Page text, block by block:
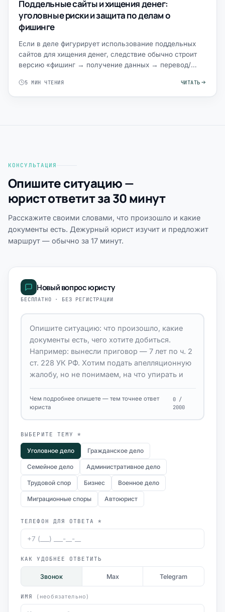
Поддельные сайты и хищения денег:
уголовные риски и защита по делам о
фишинге
Если в деле фигурирует использование поддельных
сайтов для хищения денег, следствие обычно строит
версию «фишинг → получение данных → перевод/
5 МИН ЧТЕНИЯ ЧИТАТЬ
КОНСУЛЬТАЦИЯ
Опишите ситуацию —
юрист ответит за 30 минут
Расскажите своими словами, что произошло и какие
документы есть. Дежурный юрист изучит и предложит
маршрут — обычно за 17 минут.
Новый вопрос юристу
БЕСПЛАТНО · БЕЗ РЕГИСТРАЦИИ
Чем подробнее опишете — тем точнее ответ
юриста
0 /
2000
ВЫБЕРИТЕ ТЕМУ *
Уголовное дело Гражданское дело
Семейное дело Административное дело
Трудовой спор Бизнес Военное дело
Миграционные споры Автоюрист
ТЕЛЕФОН ДЛЯ ОТВЕТА *
КАК УДОБНЕЕ ОТВЕТИТЬ
Звонок Max Telegram
ИМЯ (необязательно)